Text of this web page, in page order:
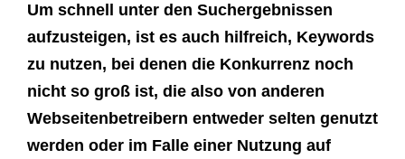
Um schnell unter den Suchergebnissen
aufzusteigen, ist es auch hilfreich, Keywords
zu nutzen, bei denen die Konkurrenz noch
nicht so groß ist, die also von anderen
Webseitenbetreibern entweder selten genutzt
werden oder im Falle einer Nutzung auf